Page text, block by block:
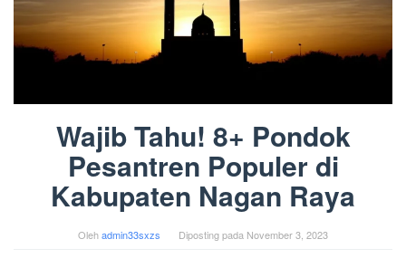
Wajib Tahu! 8+ Pondok
Pesantren Populer di
Kabupaten Nagan Raya
Olehadmin33sxzs Diposting pada November 3, 2023